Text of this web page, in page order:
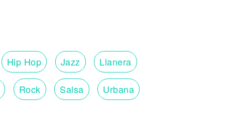
Hip Hop Jazz Llanera
Rock Salsa Urbana